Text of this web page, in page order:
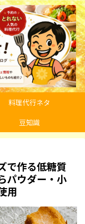
料理代行ネタ
豆知識
で作る低糖質
パウダー・小
用